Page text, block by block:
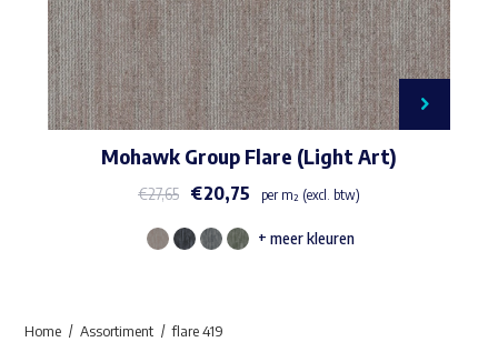
Mohawk Group Flare (Light Art)
€27,65 €20,75 per m² (excl. btw)
Dit
+ meer kleuren
Home Assortiment flare 419